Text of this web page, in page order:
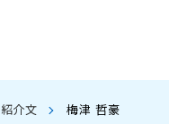
紹介文 梅津 哲豪